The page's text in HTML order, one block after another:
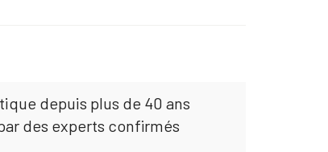
depuis plus de 40 ans
des experts confirmés